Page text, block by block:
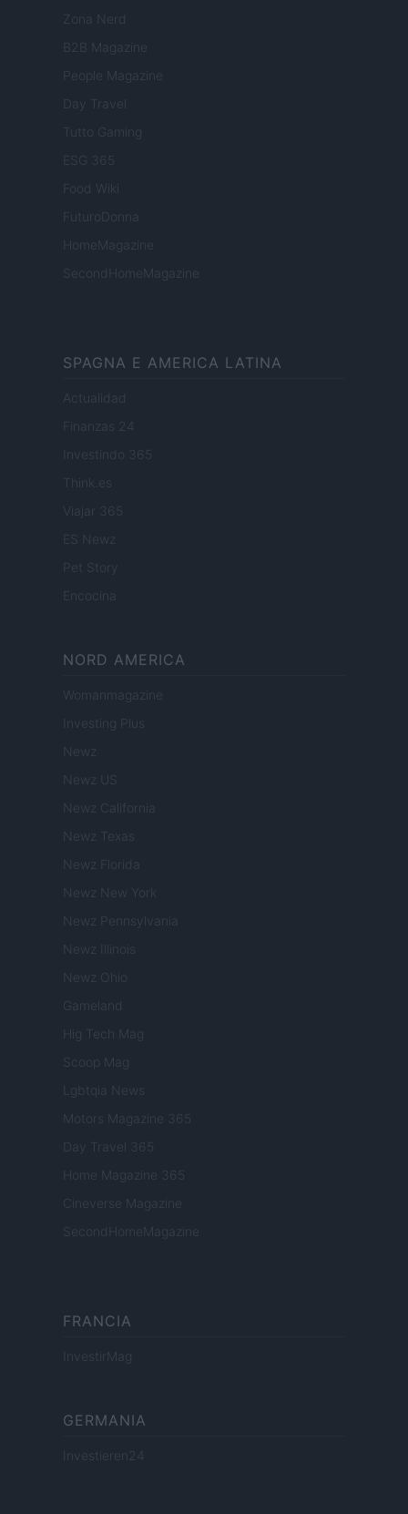
Zona Nerd
B2B Magazine
People Magazine
Day Travel
Tutto Gaming
ESG 365
Food Wiki
FuturoDonna
HomeMagazine
SecondHomeMagazine
SPAGNA E AMERICA LATINA
Actualidad
Finanzas 24
Investindo 365
Think.es
Viajar 365
ES Newz
Encocina
NORD AMERICA
Womanmagazine
Investing Plus
Newz
Newz US
Newz California
Newz Texas
Newz Florida
Newz New York
Newz Pennsylvania
Newz Illinois
Newz Ohio
Gameland
Hig Tech Mag
Scoop Mag
Lgbtqia News
Motors Magazine 365
Day Travel 365
Home Magazine 365
Cineverse Magazine
SecondHomeMagazine
FRANCIA
InvestirMag
GERMANIA
Investieren24